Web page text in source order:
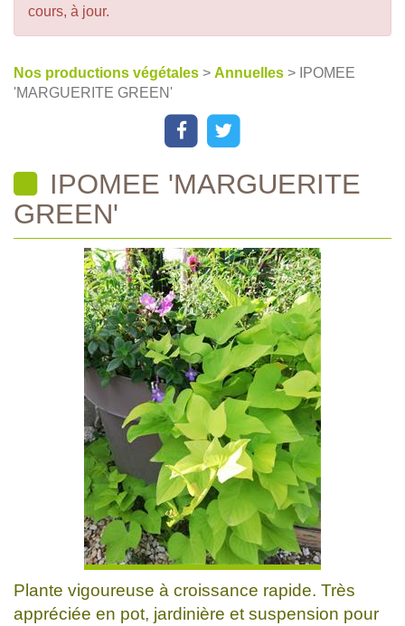
cours, à jour.
Nos productions végétales > Annuelles > IPOMEE
'MARGUERITE GREEN'
IPOMEE 'MARGUERITE
GREEN'
Plante vigoureuse à croissance rapide. Très
appréciée en pot, jardinière et suspension pour